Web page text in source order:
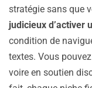
stratégie sans que
judicieux d’activer
condition de
textes. Vous
voire en soutien